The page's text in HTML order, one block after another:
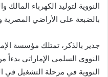
النووية لتوليد الكهرباء
بالضبعة على الأراضي المصرية
جدير بالذكر، تمتلك مؤسسة
النووي السلمي الإماراتي
النووية في مرحلة التشغيل في